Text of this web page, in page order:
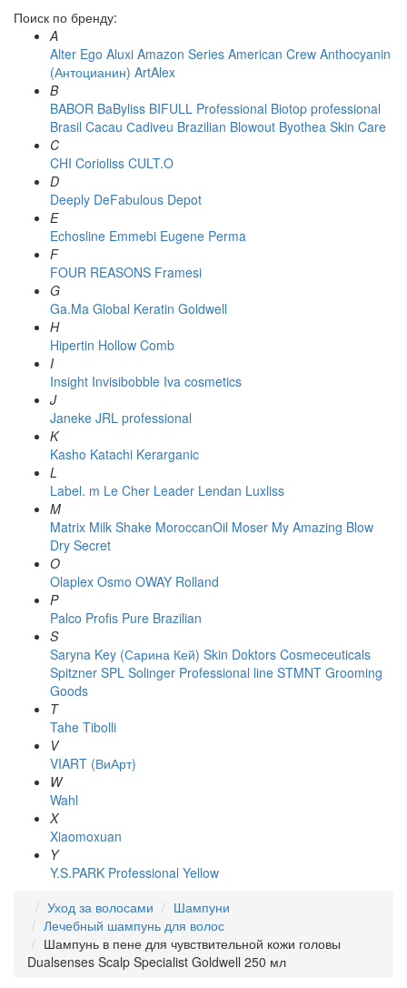
Поиск по бренду:
A
Alter Ego Aluxi Amazon Series American Crew Anthocyanin
(Антоцианин) ArtAlex
B
BABOR BaByliss BIFULL Professional Biotop professional
Brasil Cacau Сadiveu Brazilian Blowout Byothea Skin Care
C
CHI Corioliss CULT.O
D
Deeply DeFabulous Depot
E
Echosline Emmebi Eugene Perma
F
FOUR REASONS Framesi
G
Ga.Ma Global Keratin Goldwell
H
Hipertin Hollow Comb
I
Insight Invisibobble Iva cosmetics
J
Janeke JRL professional
K
Kasho Katachi Kerarganic
L
Label. m Le Cher Leader Lendan Luxliss
M
Matrix Milk Shake MoroccanOil Moser My Amazing Blow
Dry Secret
O
Olaplex Osmo OWAY Rolland
P
Palco Profis Pure Brazilian
S
Saryna Key (Сарина Кей) Skin Doktors Cosmeceuticals
Spitzner SPL Solinger Professional line STMNT Grooming
Goods
T
Tahe Tibolli
V
VIART (ВиАрт)
W
Wahl
X
Xiaomoxuan
Y
Y.S.PARK Professional Yellow
Уход за волосами
Шампуни
Лечебный шампунь для волос
Шампунь в пене для чувствительной кожи головы
Dualsenses Scalp Specialist Goldwell 250 мл